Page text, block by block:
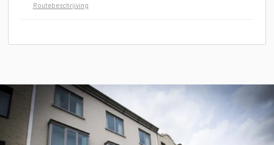
Routebeschrijving